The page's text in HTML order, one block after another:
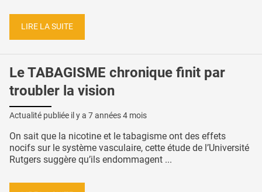
LIRE LA SUITE
Le TABAGISME chronique finit par
troubler la vision
Actualité publiée il y a 7 années 4 mois
On sait que la nicotine et le tabagisme ont des effets
nocifs sur le système vasculaire, cette étude de l’Université
Rutgers suggère qu’ils endommagent ...